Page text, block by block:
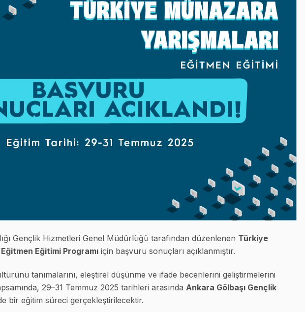
Gençlik Hizmetleri Genel Müdürlüğü tarafından düzenlenen Türkiye
Eğitimi Programı için başvuru sonuçları açıklanmıştır.
tanımalarını, eleştirel düşünme ve ifade becerilerini geliştirmelerini
29–31 Temmuz 2025 tarihleri arasında Ankara Gölbaşı Gençlik
bir eğitim süreci gerçekleştirilecektir.